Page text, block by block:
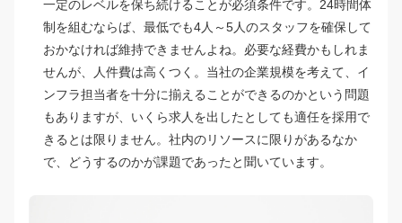
一定のレベルを保ち続けることが必須条件です。24時間体
制を組むならば、最低でも4人～5人のスタッフを確保して
おかなければ維持できませんよね。必要な経費かもしれま
せんが、人件費は高くつく。当社の企業規模を考えて、イ
ンフラ担当者を十分に揃えることができるのかという問題
もありますが、いくら求人を出したとしても適任を採用で
きるとは限りません。社内のリソースに限りがあるなか
で、どうするのかが課題であったと聞いています。